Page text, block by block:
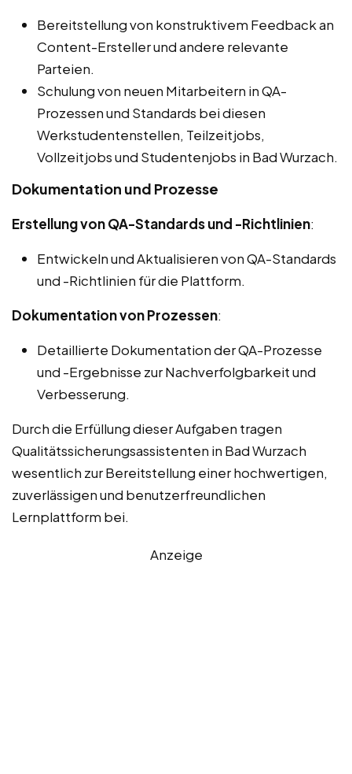
Bereitstellung von konstruktivem Feedback an
Content-Ersteller und andere relevante
Parteien.
Schulung von neuen Mitarbeitern in QA-
Prozessen und Standards bei diesen
Werkstudentenstellen, Teilzeitjobs,
Vollzeitjobs und Studentenjobs in Bad Wurzach.
Dokumentation und Prozesse
Erstellung von QA-Standards und -Richtlinien:
Entwickeln und Aktualisieren von QA-Standards
und -Richtlinien für die Plattform.
Dokumentation von Prozessen:
Detaillierte Dokumentation der QA-Prozesse
und -Ergebnisse zur Nachverfolgbarkeit und
Verbesserung.
Durch die Erfüllung dieser Aufgaben tragen
Qualitätssicherungsassistenten in Bad Wurzach
wesentlich zur Bereitstellung einer hochwertigen,
zuverlässigen und benutzerfreundlichen
Lernplattform bei.
Anzeige